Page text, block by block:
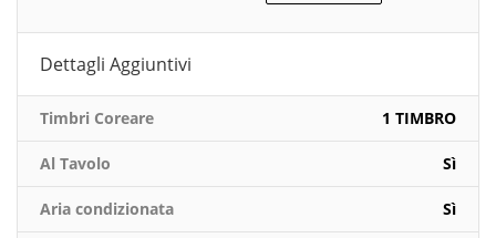
Dettagli Aggiuntivi
Timbri Coreare 1 TIMBRO
Al Tavolo Sì
Aria condizionata Sì